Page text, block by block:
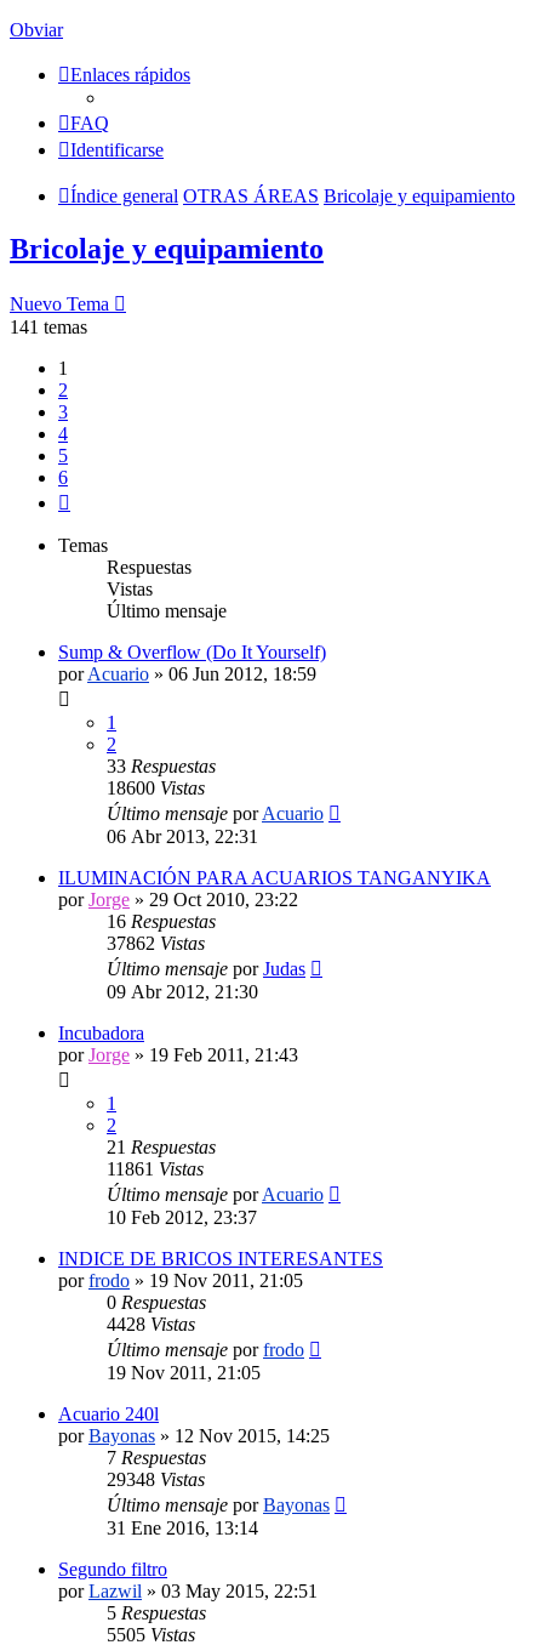
Obviar
Enlaces rápidos
FAQ
Identificarse
Índice general OTRAS ÁREAS Bricolaje y equipamiento
Bricolaje y equipamiento
Nuevo Tema
141 temas
1
2
3
4
5
6
Temas
Respuestas
Vistas
Último mensaje
Sump & Overflow (Do It Yourself)
porAcuario » 06 Jun 2012, 18:59
1
2
33 Respuestas
18600 Vistas
Último mensaje porAcuario
06 Abr 2013, 22:31
ILUMINACIÓN PARA ACUARIOS TANGANYIKA
porJorge » 29 Oct 2010, 23:22
16 Respuestas
37862 Vistas
Último mensaje porJudas
09 Abr 2012, 21:30
Incubadora
porJorge » 19 Feb 2011, 21:43
1
2
21 Respuestas
11861 Vistas
Último mensaje porAcuario
10 Feb 2012, 23:37
INDICE DE BRICOS INTERESANTES
porfrodo » 19 Nov 2011, 21:05
0 Respuestas
4428 Vistas
Último mensaje porfrodo
19 Nov 2011, 21:05
Acuario 240l
porBayonas » 12 Nov 2015, 14:25
7 Respuestas
29348 Vistas
Último mensaje porBayonas
31 Ene 2016, 13:14
Segundo filtro
porLazwil » 03 May 2015, 22:51
5 Respuestas
5505 Vistas